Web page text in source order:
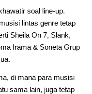
soal line-up.
lintas genre tetap
Sheila On 7, Slank,
Irama & Soneta Grup
di mana para musisi
sama lain, juga tetap